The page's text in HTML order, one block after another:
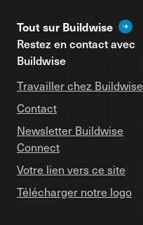
Tout sur Buildwise
Restez en contact avec
Buildwise
Travailler chez Buildwise
Contact
Newsletter Buildwise
Connect
Votre lien vers ce site
Télécharger notre logo